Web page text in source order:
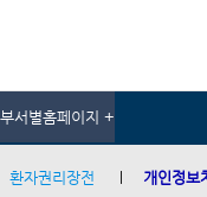
부서별홈페이지 +
환자권리장전 개인정보